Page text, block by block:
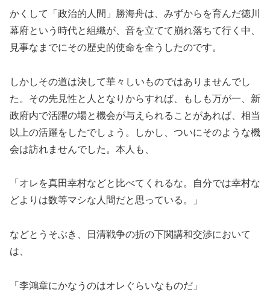
かくして「政治的人間」勝海舟は、みずからを育んだ徳川
幕府という時代と組織が、音を立てて崩れ落ちて行く中、
見事なまでにその歴史的使命を全うしたのです。
しかしその道は決して華々しいものではありませんでし
た。その先見性と人となりからすれば、もしも万が一、新
政府内で活躍の場と機会が与えられることがあれば、相当
以上の活躍をしたでしょう。しかし、ついにそのような機
会は訪れませんでした。本人も、
「オレを真田幸村などと比べてくれるな。自分では幸村な
どよりは数等マシな人間だと思っている。」
などとうそぶき、日清戦争の折の下関講和交渉において
は、
「李鴻章にかなうのはオレぐらいなものだ」